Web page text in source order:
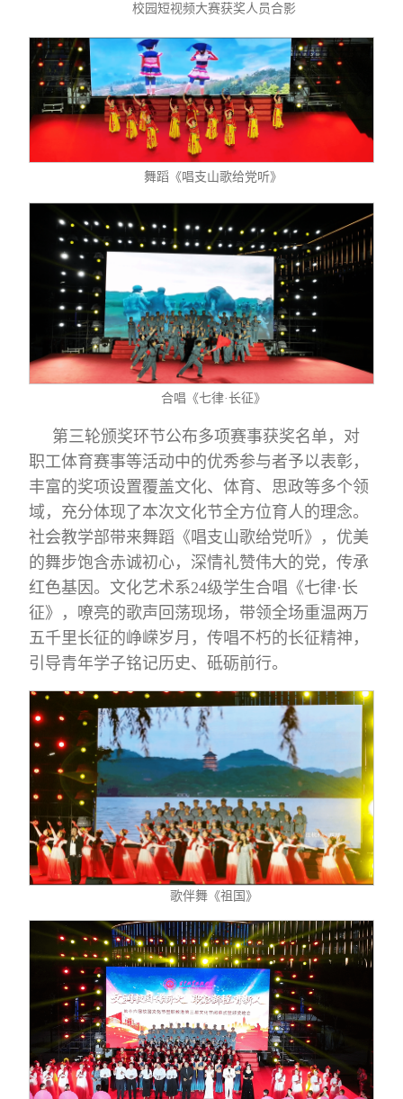
校园短视频大赛获奖人员合影
舞蹈《唱支山歌给党听》
合唱《七律·长征》
第三轮颁奖环节公布多项赛事获奖名单，对
职工体育赛事等活动中的优秀参与者予以表彰，
丰富的奖项设置覆盖文化、体育、思政等多个领
域，充分体现了本次文化节全方位育人的理念。
社会教学部带来舞蹈《唱支山歌给党听》，优美
的舞步饱含赤诚初心，深情礼赞伟大的党，传承
红色基因。文化艺术系24级学生合唱《七律·长
征》，嘹亮的歌声回荡现场，带领全场重温两万
五千里长征的峥嵘岁月，传唱不朽的长征精神，
引导青年学子铭记历史、砥砺前行。
歌伴舞《祖国》